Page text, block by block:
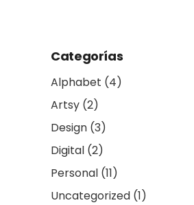
Categorías
Alphabet (4)
Artsy (2)
Design (3)
Digital (2)
Personal (11)
Uncategorized (1)